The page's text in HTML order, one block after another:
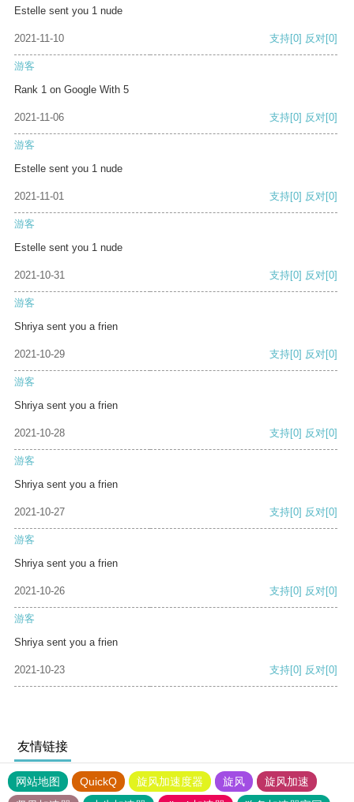
Estelle sent you 1 nude
2021-11-10 支持[0] 反对[0]
游客
Rank 1 on Google With 5
2021-11-06 支持[0] 反对[0]
游客
Estelle sent you 1 nude
2021-11-01 支持[0] 反对[0]
游客
Estelle sent you 1 nude
2021-10-31 支持[0] 反对[0]
游客
Shriya sent you a frien
2021-10-29 支持[0] 反对[0]
游客
Shriya sent you a frien
2021-10-28 支持[0] 反对[0]
游客
Shriya sent you a frien
2021-10-27 支持[0] 反对[0]
游客
Shriya sent you a frien
2021-10-26 支持[0] 反对[0]
游客
Shriya sent you a frien
2021-10-23 支持[0] 反对[0]
友情链接
网站地图 QuickQ 旋风加速度器 旋风
旋风加速